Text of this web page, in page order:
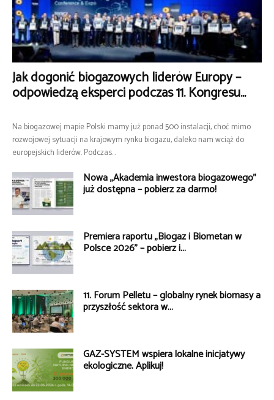
Jak dogonić biogazowych liderów Europy –
odpowiedzą eksperci podczas 11. Kongresu...
Na biogazowej mapie Polski mamy już ponad 500 instalacji, choć mimo
rozwojowej sytuacji na krajowym rynku biogazu, daleko nam wciąż do
europejskich liderów. Podczas...
Nowa „Akademia inwestora biogazowego”
już dostępna – pobierz za darmo!
Premiera raportu „Biogaz i Biometan w
Polsce 2026” – pobierz i...
11. Forum Pelletu – globalny rynek biomasy a
przyszłość sektora w...
GAZ-SYSTEM wspiera lokalne inicjatywy
ekologiczne. Aplikuj!